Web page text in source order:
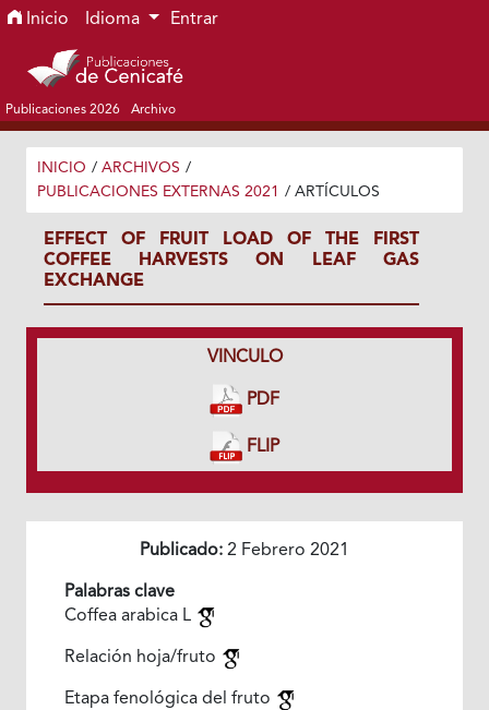
Ir al menú de navegación principal
Ir al contenido principal
Ir al pie de página del sitio
Inicio Idioma Entrar
Publicaciones 2026 Archivo
INICIO / ARCHIVOS /
PUBLICACIONES EXTERNAS 2021
/ ARTÍCULOS
EFFECT OF FRUIT LOAD OF THE FIRST
COFFEE HARVESTS ON LEAF GAS
EXCHANGE
VINCULO
PDF
FLIP
Publicado: 2 Febrero 2021
Palabras clave
Coffea arabica L
Relación hoja/fruto
Etapa fenológica del fruto